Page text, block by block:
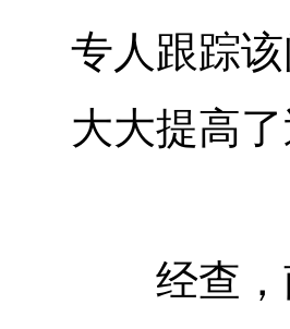
专人跟踪
大大提高
经查，南